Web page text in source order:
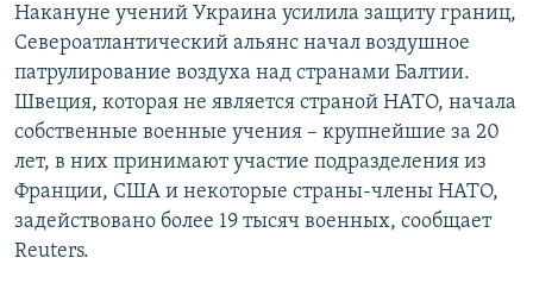
Накануне учений Украина усилила защиту границ,
Североатлантический альянс начал воздушное
патрулирование воздуха над странами Балтии.
Швеция, которая не является страной НАТО, начала
собственные военные учения – крупнейшие за 20
лет, в них принимают участие подразделения из
Франции, США и некоторые страны-члены НАТО,
задействовано более 19 тысяч военных, сообщает
Reuters.